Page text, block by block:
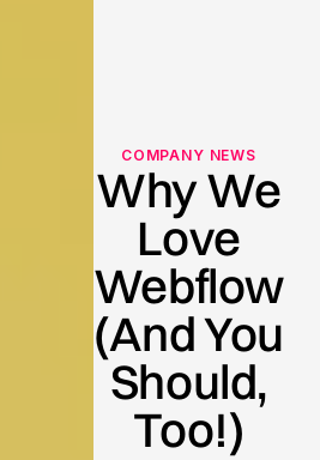
COMPANY NEWS
Why We
Love
Webflow
(And You
Should,
Too!)